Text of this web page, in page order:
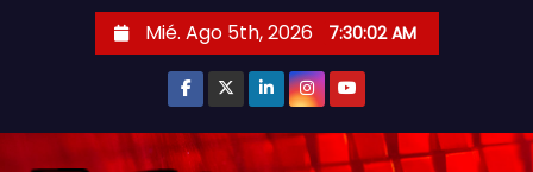
Mié. Ago 5th, 2026 7:30:03 AM